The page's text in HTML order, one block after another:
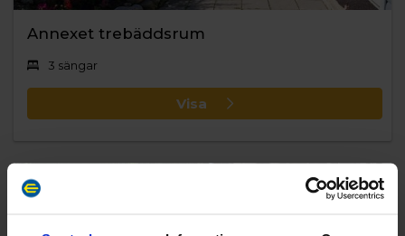
Annexet trebäddsrum
3 sängar
Visa